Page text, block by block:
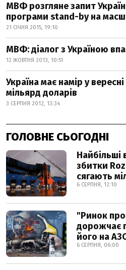
МВФ розгляне запит
програми stand-by на
21 СІЧНЯ 2015, 19:10
МВФ: діалог з Україною
12 ЖОВТНЯ 2013, 10:51
Україна має намір у
мільярд доларів
3 СЕРПНЯ 2012, 13:34
ГОЛОВНЕ СЬОГОДНІ
Найбільші
збитки
сягають
6 СЕРПНЯ, 12:10
"Ринок
дорожчає
його на
6 СЕРПНЯ, 06:00